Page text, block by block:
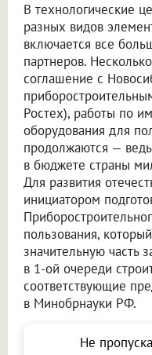
В технологические
разных видов
включается все
партнеров.
соглашение с
Ростех), работы по
оборудования для
продолжаются — ведь
в бюджете страны
Для развития
инициатором
пользования,
значительную часть
в 1-ой очереди
соответствующие
в Минобрнауки РФ.
Не